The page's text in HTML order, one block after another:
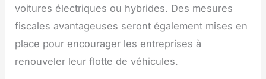
voitures électriques ou hybrides. Des mesures
fiscales avantageuses seront également mises en
place pour encourager les entreprises à
renouveler leur flotte de véhicules.